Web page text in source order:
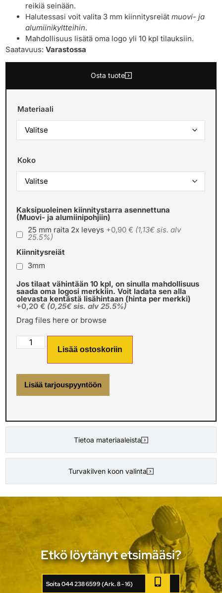
reikiä seinään.
Halutessasi voit valita 3 mm kiinnitysreiätmuovi- ja
alumiinikyltteihin.
Mahdollisuus lisätä oma logo yli 10 kpl tilauksiin.
Saatavuus:Varastossa
Osta tuote
Tietoa materiaaleista
Turvakilven koon valinta
Materiaali
Koko
Kaksipuoleinen kiinnitystarra asennettuna
(Muovi- ja alumiinipohjiin)
25 mm raita 2x leveys +0,90 € (1,13€ sis. alv
25.5%)
Kiinnitysreiät
3mm
Jos tilaat vähintään 10 kpl, on sinulla mahdollisuus
saada oma logosi merkkiin. Voit ladata sen alla
olevasta kentästä lisähintaan (hinta per merkki)
+0,20 € (0,25€ sis. alv 25.5%)
Drag files here or browse
Lisää ostoskoriin
Lisää tarjouspyyntöön
Etkö löytänyt etsimääsi?
Soita 044 238 6599 (Ark. 8 - 16)